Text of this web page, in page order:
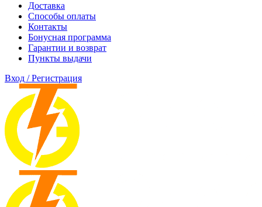
Доставка
Способы оплаты
Контакты
Бонусная программа
Гарантии и возврат
Пункты выдачи
Вход / Регистрация